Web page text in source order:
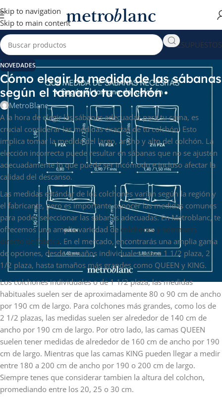
Skip to navigation
Skip to main content
PRESUPUESTOS
NOVEDADES
Cómo elegir la medida de las sábanas
según el tamaño tu colchón
MetroBlanc_
A la hora de elegir las sábanas adecuadas para tu cama, es
crucial considerar las medidas exactas de tu colchón. Esto
implica tomar la medida del largo, ancho y alto del colchón. La
elección incorrecta puede resultar en sábanas que no se ajusten
adecuadamente lo que puede ser incómodo e incluso afectar la
calidad del descanso.
Las medidas estándar de los colchones varían según la región y
el fabricante, pero es importante conocer las medidas comunes
para poder seleccionar las sábanas adecuadas. En Metroblanc, te
ofrecemos una amplia variedad de colchones y sommiers
directo de fabrica. En el mercado, encontrarás una amplia gama
de opciones, desde tamaños individuales como 1 1/2 plaza, 2
1/2 plaza, hasta tamaños más grandes como QUEEN y KING.
Los colchones individuales o de 1 1/2 plaza, las medidas
habituales suelen ser de aproximadamente 80 o 90 cm de ancho
por 190 cm de largo. Para colchones más grandes, como los de
2 1/2 plazas, las medidas suelen ser alrededor de 140 cm de
ancho por 190 cm de largo. Por otro lado, las camas QUEEN
suelen tener medidas de alrededor de 160 cm de ancho por 190
cm de largo. Mientras que las camas KING pueden llegar a medir
entre 180 a 200 cm de ancho por 190 o 200 cm de largo.
Siempre tenes que considerar tambien la altura del colchon,
promediando entre los 20, 25 o 30 cm.